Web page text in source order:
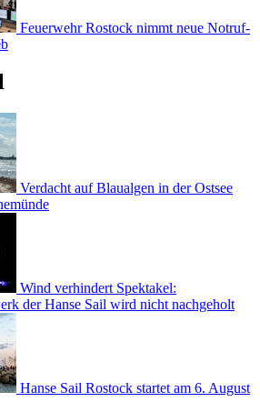
Feuerwehr Rostock nimmt neue Notruf-
Verdacht auf Blaualgen in der Ostsee
Wind verhindert Spektakel:
der Hanse Sail wird nicht nachgeholt
Hanse Sail Rostock startet am 6. August